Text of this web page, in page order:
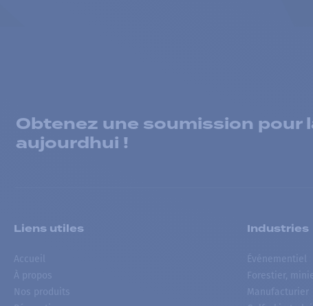
Obtenez une soumission pour
aujourdhui !
Liens utiles
Accueil
À propos
Nos produits
Industries
Événementiel
Forestier,
Manufacturier